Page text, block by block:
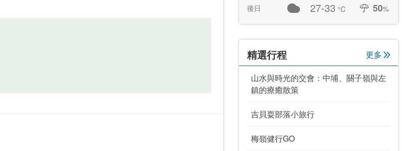
後日 27-33 °C 50%
精選行程 更多
山水與時光的交會：中埔、關子嶺與左
鎮的療癒散策
吉貝耍部落小旅行
梅嶺健行GO